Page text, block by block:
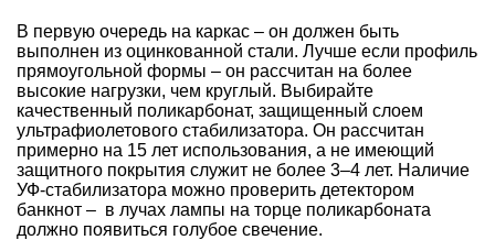
В первую очередь на каркас – он должен быть
выполнен из оцинкованной стали. Лучше если профиль
прямоугольной формы – он рассчитан на более
высокие нагрузки, чем круглый. Выбирайте
качественный поликарбонат, защищенный слоем
ультрафиолетового стабилизатора. Он рассчитан
примерно на 15 лет использования, а не имеющий
защитного покрытия служит не более 3–4 лет. Наличие
УФ-стабилизатора можно проверить детектором
банкнот – в лучах лампы на торце поликарбоната
должно появиться голубое свечение.